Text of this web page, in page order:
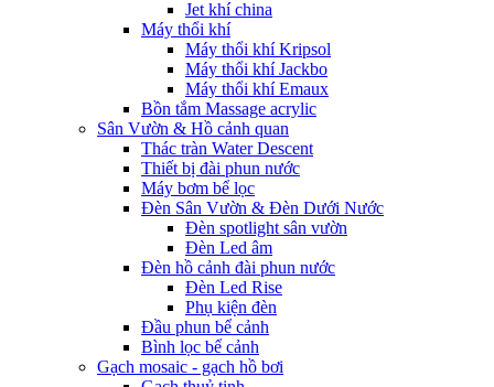
Jet khí china
Máy thổi khí
Máy thổi khí Kripsol
Máy thổi khí Jackbo
Máy thổi khí Emaux
Bồn tắm Massage acrylic
Sân Vườn & Hồ cảnh quan
Thác tràn Water Descent
Thiết bị đài phun nước
Máy bơm bể lọc
Đèn Sân Vườn & Đèn Dưới Nước
Đèn spotlight sân vườn
Đèn Led âm
Đèn hồ cảnh đài phun nước
Đèn Led Rise
Phụ kiện đèn
Đầu phun bể cảnh
Bình lọc bể cảnh
Gạch mosaic - gạch hồ bơi